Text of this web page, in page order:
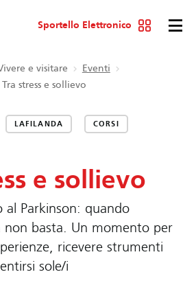
Sportello Elettronico
e visitare
Eventi
Tra stress e sollievo
LAFILANDA CORSI
e sollievo
al Parkinson: quando
non basta. Un momento per
ricevere strumenti
sole/i